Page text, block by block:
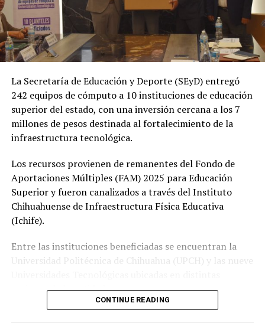
La Secretaría de Educación y Deporte (SEyD) entregó
242 equipos de cómputo a 10 instituciones de educación
superior del estado, con una inversión cercana a los 7
millones de pesos destinada al fortalecimiento de la
infraestructura tecnológica.
Los recursos provienen de remanentes del Fondo de
Aportaciones Múltiples (FAM) 2025 para Educación
Superior y fueron canalizados a través del Instituto
Chihuahuense de Infraestructura Física Educativa
(Ichife).
Entre las instituciones beneficiadas se encuentran la
Universidad Politécnica de Chihuahua (UPCH) y las nueve
regiones de la entidad.
Durante la entrega, el titular de la SEyD, Francisco Hugo
CONTINUE READING